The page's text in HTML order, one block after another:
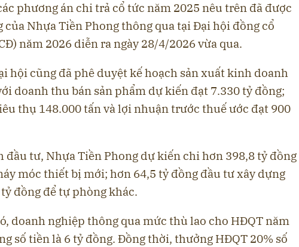
phương án chi trả cổ tức năm 2025 nêu trên đã được
của Nhựa Tiền Phong thông qua tại Đại hội đồng cổ
năm 2026 diễn ra ngày 28/4/2026 vừa qua.
hội cũng đã phê duyệt kế hoạch sản xuất kinh doanh
doanh thu bán sản phẩm dự kiến đạt 7.330 tỷ đồng;
thụ 148.000 tấn và lợi nhuận trước thuế ước đạt 900
đầu tư, Nhựa Tiền Phong dự kiến chi hơn 398,8 tỷ đồng
móc thiết bị mới; hơn 64,5 tỷ đồng đầu tư xây dựng
đồng để tự phòng khác.
doanh nghiệp thông qua mức thù lao cho HĐQT năm
số tiền là 6 tỷ đồng. Đồng thời, thưởng HĐQT 20% số